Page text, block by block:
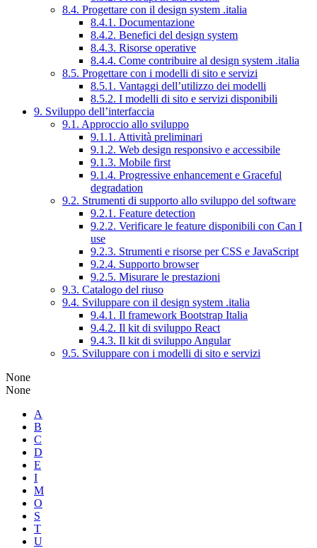
8.4. Progettare con il design system .italia
8.4.1. Documentazione
8.4.2. Benefici del design system
8.4.3. Risorse operative
8.4.4. Come contribuire al design system .italia
8.5. Progettare con i modelli di sito e servizi
8.5.1. Vantaggi dell’utilizzo dei modelli
8.5.2. I modelli di sito e servizi disponibili
9. Sviluppo dell’interfaccia
9.1. Approccio allo sviluppo
9.1.1. Attività preliminari
9.1.2. Web design responsivo e accessibile
9.1.3. Mobile first
9.1.4. Progressive enhancement e Graceful
degradation
9.2. Strumenti di supporto allo sviluppo del software
9.2.1. Feature detection
9.2.2. Verificare le feature disponibili con Can I
use
9.2.3. Strumenti e risorse per CSS e JavaScript
9.2.4. Supporto browser
9.2.5. Misurare le prestazioni
9.3. Catalogo del riuso
9.4. Sviluppare con il design system .italia
9.4.1. Il framework Bootstrap Italia
9.4.2. Il kit di sviluppo React
9.4.3. Il kit di sviluppo Angular
9.5. Sviluppare con i modelli di sito e servizi
None
None
A
B
C
D
E
I
M
O
S
T
U